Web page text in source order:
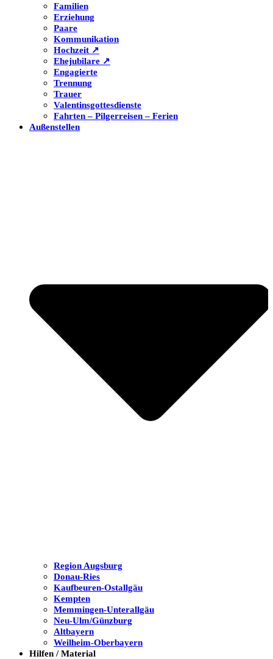
Familien
Erziehung
Paare
Kommunikation
Hochzeit ↗
Ehejubilare ↗
Engagierte
Trennung
Trauer
Valentinsgottesdienste
Fahrten – Pilgerreisen – Ferien
Außenstellen
Region Augsburg
Donau-Ries
Kaufbeuren-Ostallgäu
Kempten
Memmingen-Unterallgäu
Neu-Ulm/Günzburg
Altbayern
Weilheim-Oberbayern
Hilfen / Material